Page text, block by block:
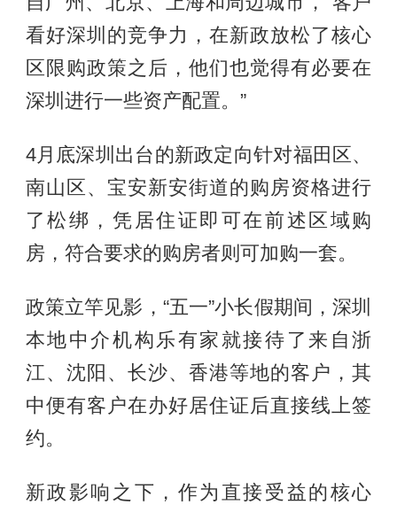
看好深圳的竞争力，在新政放松了核心
区限购政策之后，他们也觉得有必要在
深圳进行一些资产配置。”
4月底深圳出台的新政定向针对福田区、
南山区、宝安新安街道的购房资格进行
了松绑，凭居住证即可在前述区域购
房，符合要求的购房者则可加购一套。
政策立竿见影，“五一”小长假期间，深圳
本地中介机构乐有家就接待了来自浙
江、沈阳、长沙、香港等地的客户，其
中便有客户在办好居住证后直接线上签
约。
新政影响之下，作为直接受益的核心